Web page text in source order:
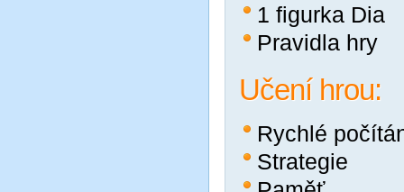
1 figurka Dia
Pravidla hry
Učení hrou:
Rychlé
Strategie